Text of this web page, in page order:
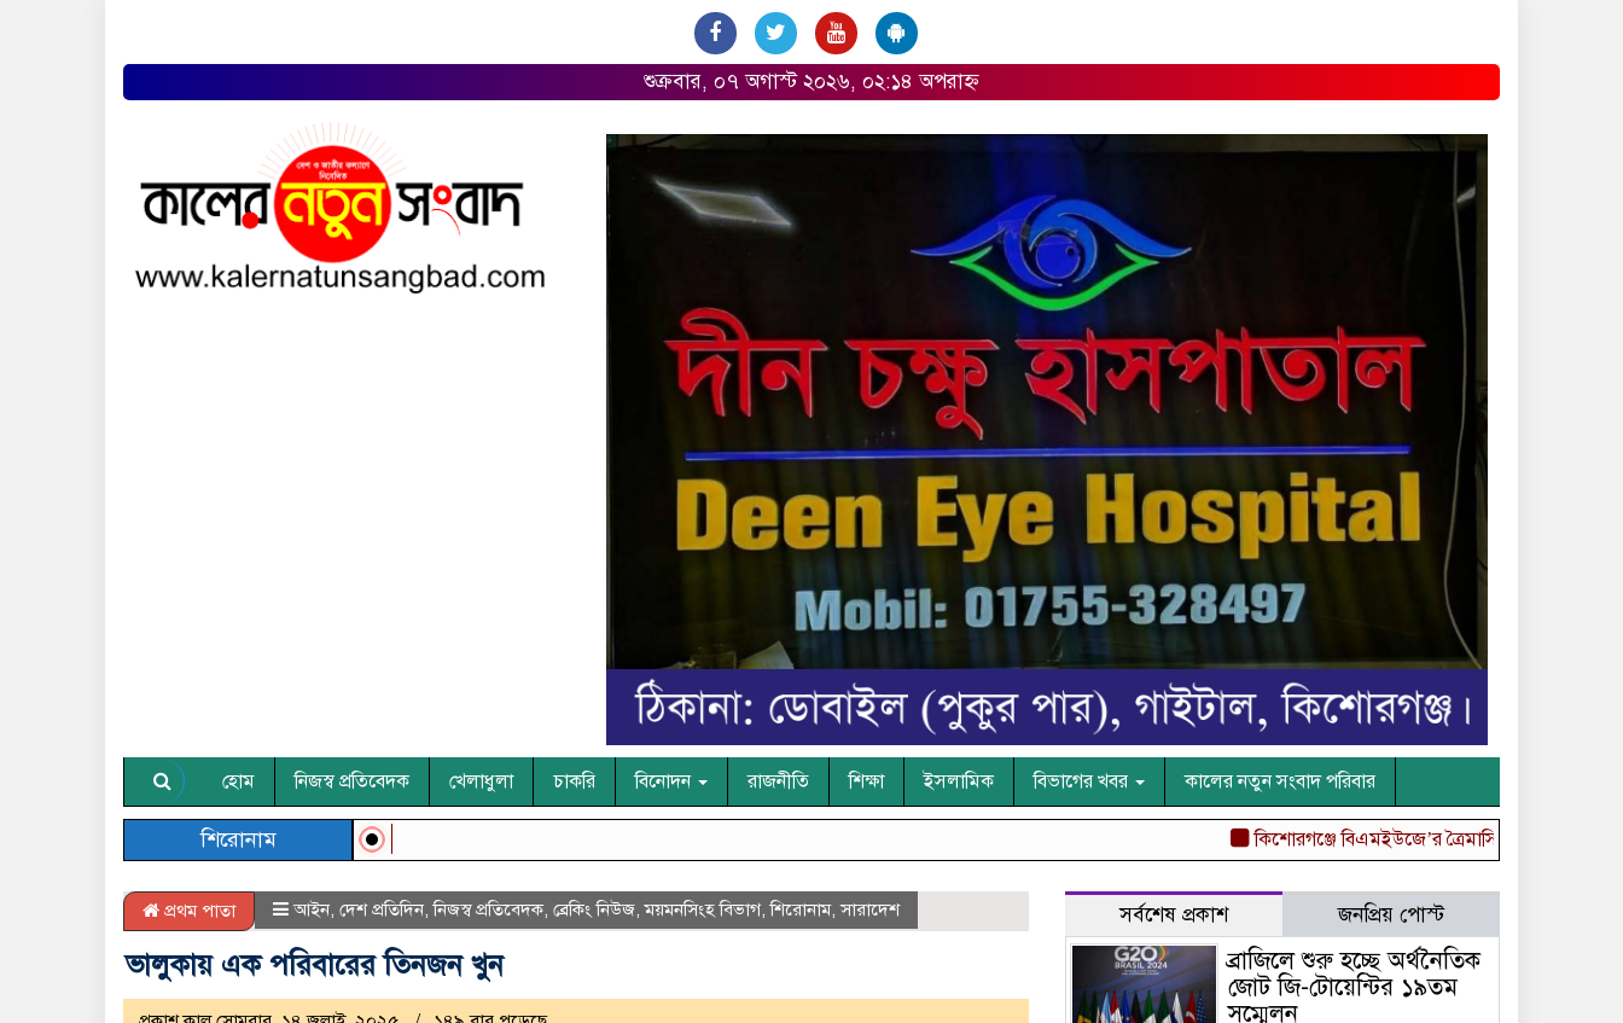
শুক্রবার, ০৭ অগাস্ট ২০২৬, ০২:১৪ অপরাহ্ন
হোম নিজস্ব প্রতিবেদক খেলাধুলা চাকরি বিনোদন রাজনীতি শিক্ষা ইসলামিক বিভাগের খবর কালের নতুন সংবাদ পরিবার
শিরোনাম কিশোরগঞ্জে বিএমইউজে’র ত্রৈমাসিক আলোচনা সভা অনুষ্ঠিত
প্রথম পাতা আইন, দেশ প্রতিদিন,নিজস্ব প্রতিবেদক, ব্রেকিং নিউজ,ময়মনসিংহ বিভাগ,শিরোনাম,সারাদেশ
ভালুকায় এক পরিবারের তিনজন খুন
সর্বশেষ প্রকাশ জনপ্রিয় পোস্ট
ব্রাজিলে শুরু হচ্ছে অর্থনৈতিক
জোট জি-টোয়েন্টির ১৯তম
সম্মেলন